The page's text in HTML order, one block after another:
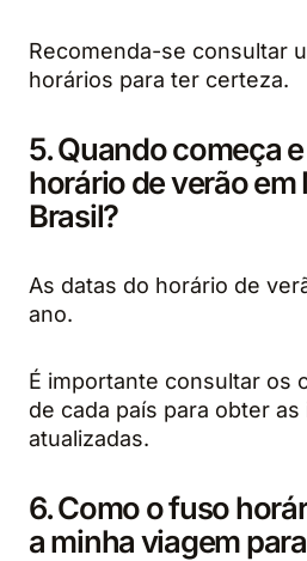
Recomenda-se consultar
horários para ter certeza.
5. Quando começa
horário de verão em
Brasil?
As datas do horário de
ano.
É importante consultar os
de cada país para obter
atualizadas.
6. Como o fuso
a minha viagem